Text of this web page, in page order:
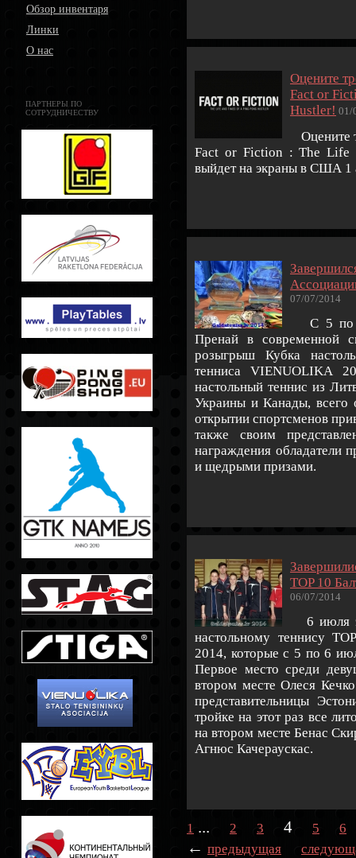
Обзор инвентаря
Линки
О нас
ПАРТНЕРЫ ПО
СОТРУДНИЧЕСТВУ
Оцените
Fact or
Hustler! 01/
Оцените
Fact or Fiction : The Life
выйдет на экраны в США 1
07/07/2014
С 5 по 6
Пренай в современной
розыгрыш Кубка
тенниса VIENUOLIKA
настольный теннис из
Украины и Канады, всего
открытии спортсменов
также своим
награждения обладатели
и щедрыми призами.
ТОP 10
06/07/2014
6 июля
настольному теннису
2014, которые с 5 по 6
Первое место среди
втором месте Олеся
представительницы
тройке на этот раз все
на втором месте Бенас
Агнюс Качераускас.
1 ... 2 3 4 5 6
← предыдущая